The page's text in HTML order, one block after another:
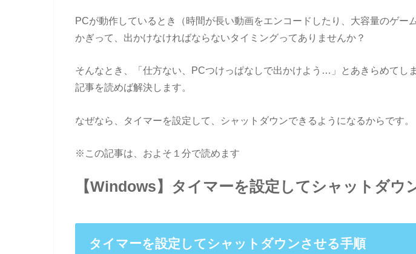
PCが動作しているとき（時間が長い動画をエンコードしたり、大容量のゲー
かぎって、出かけなければならないタイミングってありませんか？
そんなとき、「仕方ない、PCつけっぱなしで出かけよう…」とあきらめてし
記事を読めば解決します。
なぜなら、タイマーを設定して、シャットダウンできるようになるからです。
※この記事は、およそ１分で読めます
【Windows】タイマーを設定してシャットダウ
タイマーを設定してシャットダウンさせる手順